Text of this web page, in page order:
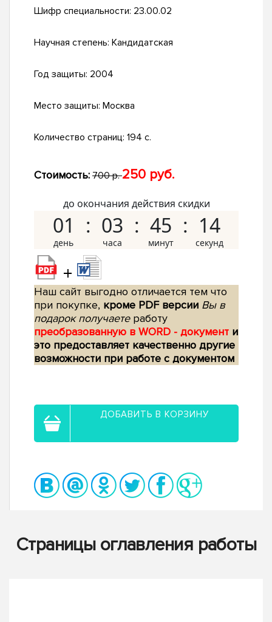
Шифр специальности: 23.00.02
Научная степень: Кандидатская
Год защиты: 2004
Место защиты: Москва
Количество страниц: 194 с.
Стоимость: 700 р.250 руб.
до окончания действия скидки
01 03 45 13
+
Наш сайт выгодно отличается тем что
при покупке, кроме PDF версии Вы в
подарок получаетеработу
преобразованную в WORD - документ и
это предоставляет качественно другие
возможности при работе с документом
ДОБАВИТЬ В КОРЗИНУ
Страницы оглавления работы